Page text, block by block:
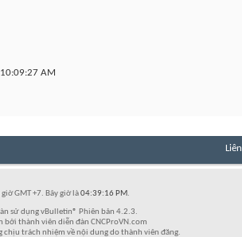
10:09:27 AM
GMT +7. Bây giờ là04:39:16 PM.
sử dụng vBulletin® Phiên bản 4.2.3.
bởi thành viên diễn đàn CNCProVN.com
chịu trách nhiệm về nội dung do thành viên đăng.